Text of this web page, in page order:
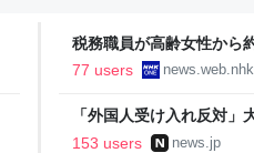
税務職員が高齢女性から
ス
77 users news.web.nhk
「外国人受け入れ反対
153 users
news.jp